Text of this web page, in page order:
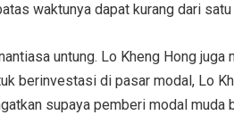
waktunya dapat kurang dari satu
untung. Lo Kheng Hong juga
berinvestasi di pasar modal, Lo
supaya pemberi modal